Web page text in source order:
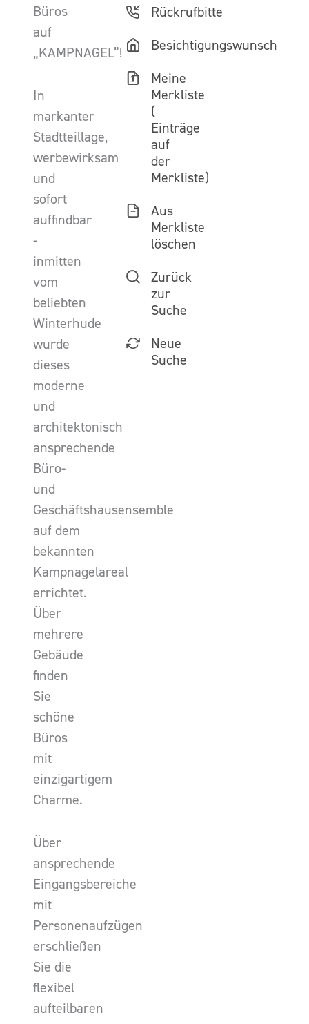
Büros
auf
„KAMPNAGEL”!
In
markanter
Stadtteillage,
werbewirksam
und
sofort
auffindbar
-
inmitten
vom
beliebten
Winterhude
wurde
dieses
moderne
und
architektonisch
ansprechende
Büro-
und
Geschäftshausensemble
auf dem
bekannten
Kampnagelareal
errichtet.
Über
mehrere
Gebäude
finden
Sie
schöne
Büros
mit
einzigartigem
Charme.
Über
ansprechende
Eingangsbereiche
mit
Personenaufzügen
erschließen
Sie die
flexibel
aufteilbaren
Rückrufbitte
Besichtigungswunsch
Meine
Merkliste
(
Einträge
auf
der
Merkliste)
Aus
Merkliste
löschen
Zurück
zur
Suche
Neue
Suche